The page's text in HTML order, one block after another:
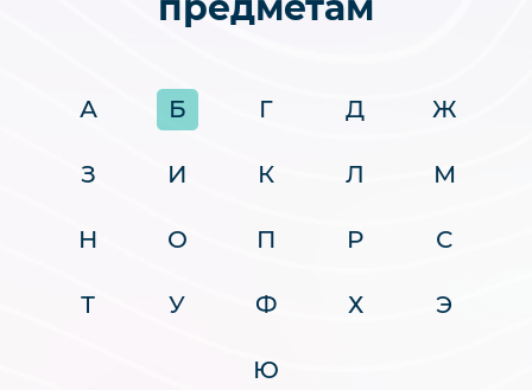
А Б Г Д Ж
З И К Л М
Н О П Р С
Т У Ф Х Э
Ю